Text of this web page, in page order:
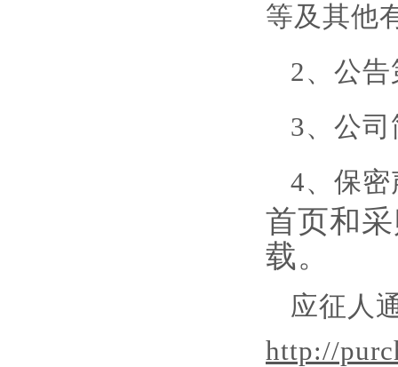
等及其他
2、公
3、公
4、保
首页和
载。
应征人
http://